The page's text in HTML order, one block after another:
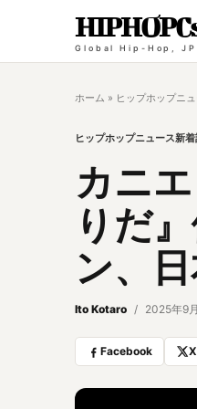
Global Hip-Hop, JP.
ホーム » ヒップホップニ
ヒップホップニュース新
カニ
りだ
ン、
Ito Kotaro 2025年9
Facebook X